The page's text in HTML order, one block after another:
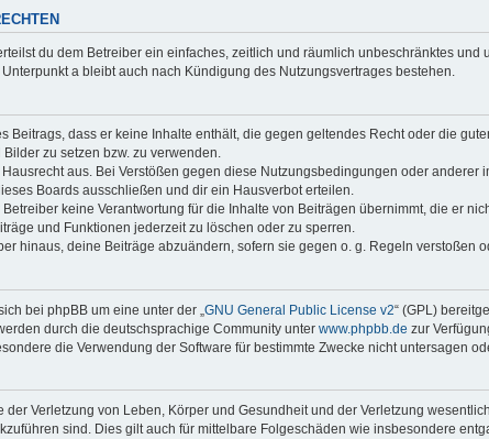
du dem Betreiber ein einfaches, zeitlich und räumlich unbeschränktes
a bleibt auch nach Kündigung des Nutzungsvertrages bestehen.
Beitrags, dass er keine Inhalte enthält, die gegen geltendes Recht oder die
zu setzen bzw. zu verwenden.
aus. Bei Verstößen gegen diese Nutzungsbedingungen oder
Boards ausschließen und dir ein Hausverbot erteilen.
keine Verantwortung für die Inhalte von Beiträgen übernimmt, die er
und Funktionen jederzeit zu löschen oder zu sperren.
hinaus, deine Beiträge abzuändern, sofern sie gegen o. g. Regeln
bei phpBB um eine unter der „ GNU General Public License v2“ (GPL)
durch die deutschsprachige Community unter www.phpbb.de zur
die Verwendung der Software für bestimmte Zwecke nicht untersagen
der Verletzung von Leben, Körper und Gesundheit und der Verletzung
sind. Dies gilt auch für mittelbare Folgeschäden wie insbesondere